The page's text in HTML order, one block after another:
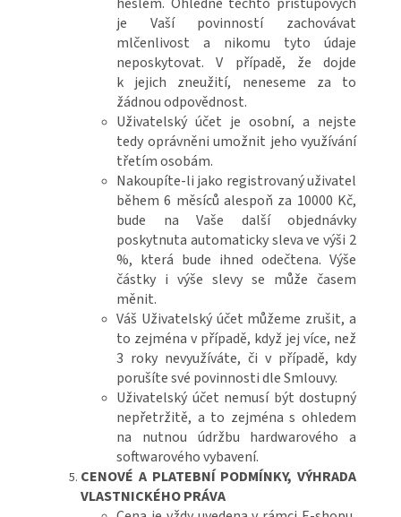
je Vaší povinností zachovávat
mlčenlivost a nikomu tyto údaje
neposkytovat. V případě, že dojde
k jejich zneužití, neneseme za to
žádnou odpovědnost.
Uživatelský účet je osobní, a nejste
tedy oprávněni umožnit jeho využívání
třetím osobám.
Nakoupíte-li jako registrovaný uživatel
během 6 měsíců alespoň za 10000 Kč,
bude na Vaše další objednávky
poskytnuta automaticky sleva ve výši 2
%, která bude ihned odečtena. Výše
částky i výše slevy se může časem
měnit.
Váš Uživatelský účet můžeme zrušit, a
to zejména v případě, když jej více, než
3 roky nevyužíváte, či v případě, kdy
porušíte své povinnosti dle Smlouvy.
Uživatelský účet nemusí být dostupný
nepřetržitě, a to zejména s ohledem
na nutnou údržbu hardwarového a
softwarového vybavení.
CENOVÉ A PLATEBNÍ PODMÍNKY, VÝHRADA
VLASTNICKÉHO PRÁVA